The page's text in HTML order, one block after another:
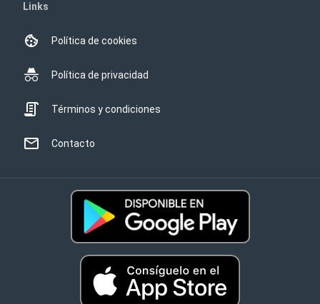
Links
Política de cookies
Política de privacidad
Términos y condiciones
Contacto